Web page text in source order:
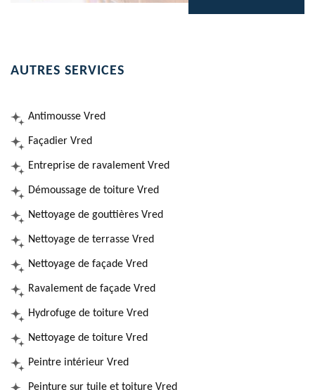
AUTRES SERVICES
Antimousse Vred
Façadier Vred
Entreprise de ravalement Vred
Démoussage de toiture Vred
Nettoyage de gouttières Vred
Nettoyage de terrasse Vred
Nettoyage de façade Vred
Ravalement de façade Vred
Hydrofuge de toiture Vred
Nettoyage de toiture Vred
Peintre intérieur Vred
Peinture sur tuile et toiture Vred